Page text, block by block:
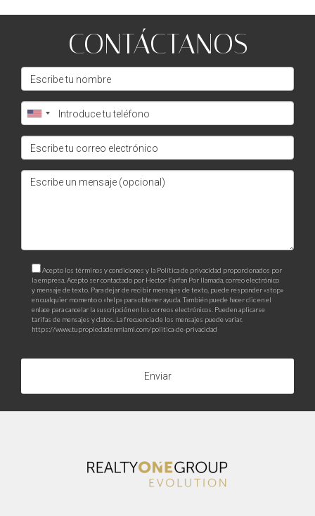
disponible para ayudarte a identificar las mejores
oportunidades en Homestead. Si deseas asesoría
personalizada o tienes dudas sobre cómo aprovechar
estos incentivos, no dudes en contactarme. Juntos
construiremos tu éxito financiero inmobiliario.
CONTÁCTANOS
Acepto los términos y condiciones y la Política de privacidad proporcionados por
la empresa. Acepto ser contactado por Hector Farfan Por llamada, correo electrónico
y mensaje de texto. Para dejar de recibir mensajes de texto, puede responder «stop»
en cualquier momento o «help» para obtener ayuda. También puede hacer clic en el
enlace para cancelar la suscripción en los correos electrónicos. Pueden aplicarse
tarifas de mensajes y datos. La frecuencia de los mensajes puede variar.
https://www.tupropiedadenmiami.com/politica-de-privacidad
Enviar